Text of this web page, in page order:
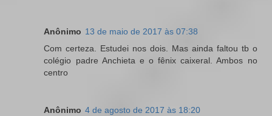
Anônimo 13 de maio de 2017 às 07:38
Com certeza. Estudei nos dois. Mas ainda faltou tb o
colégio padre Anchieta e o fênix caixeral. Ambos no
centro
Anônimo 4 de agosto de 2017 às 18:20